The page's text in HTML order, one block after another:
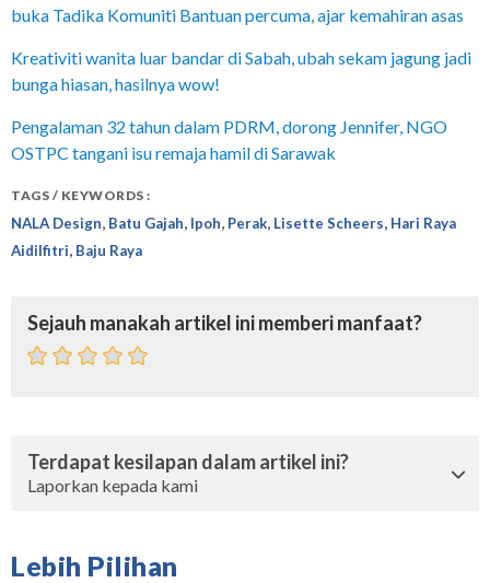
buka Tadika Komuniti Bantuan percuma, ajar kemahiran asas
Kreativiti wanita luar bandar di Sabah, ubah sekam jagung jadi
bunga hiasan, hasilnya wow!
Pengalaman 32 tahun dalam PDRM, dorong Jennifer, NGO
OSTPC tangani isu remaja hamil di Sarawak
TAGS / KEYWORDS :
NALA Design Batu Gajah Ipoh Perak Lisette Scheers Hari Raya
Aidilfitri Baju Raya
Sejauh manakah artikel ini memberi manfaat?
Terdapat kesilapan dalam artikel ini?
Laporkan kepada kami
Lebih Pilihan